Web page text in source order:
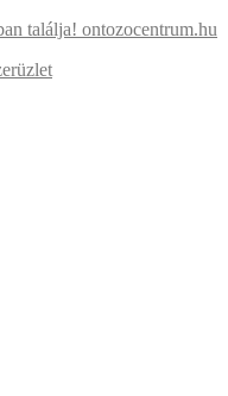
találja! ontozocentrum.hu